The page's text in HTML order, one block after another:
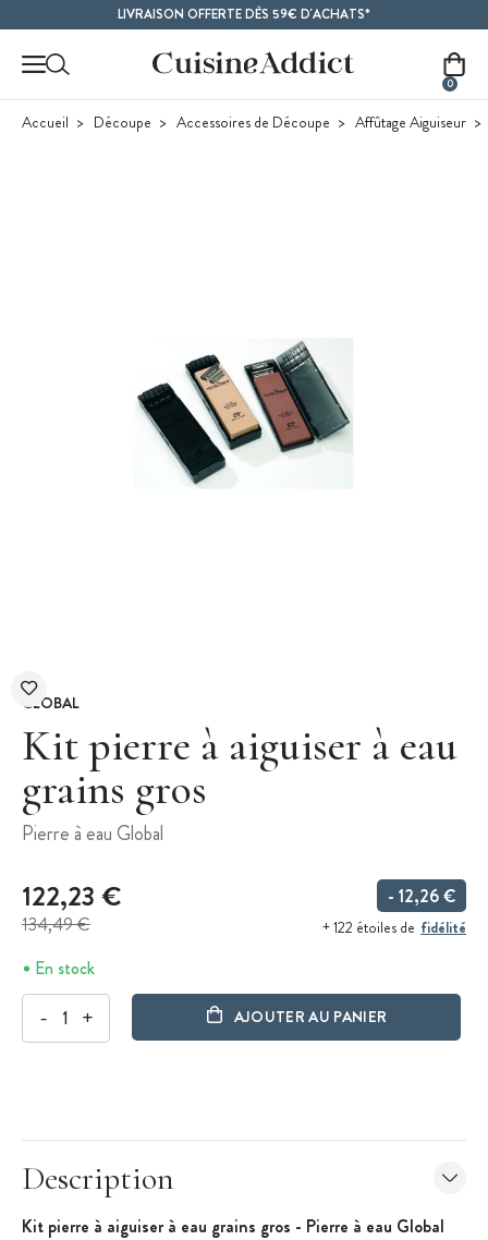
LIVRAISON OFFERTE DÈS 59€ D'ACHATS*
0
Accueil Découpe Accessoires de Découpe Affûtage Aiguiseur
GLOBAL
Kit pierre à aiguiser à eau
grains gros
Pierre à eau Global
122,23 €
134,49 €
- 12,26 €
+ 122 étoiles de fidélité
En stock
- + AJOUTER AU PANIER
Description
Kit pierre à aiguiser à eau grains gros - Pierre à eau Global